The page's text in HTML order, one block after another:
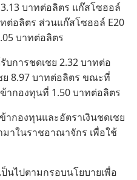
บาทต่อลิตร แก๊สโซฮอล์
ต่อลิตร ส่วนแก๊สโซฮอล์ E20
บาทต่อลิตร
บการชดเชย 2.32 บาทต่อ
ย 8.97 บาทต่อลิตร ขณะที่
ากองทุนที่ 1.50 บาทต่อลิตร
กองทุนและอัตราเงินชดเชย
าในราชอาณาจักร เพื่อใช้
นไปตามกรอบนโยบายเพื่อ